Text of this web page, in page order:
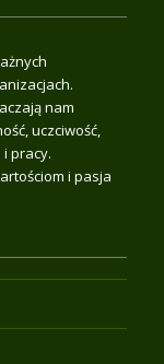
nam
uczciwość,
pracy.
i pasja